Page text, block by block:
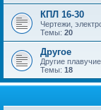
КПЛ 16-30
Чертежи,
Темы: 20
Другое
Другие
Темы: 18